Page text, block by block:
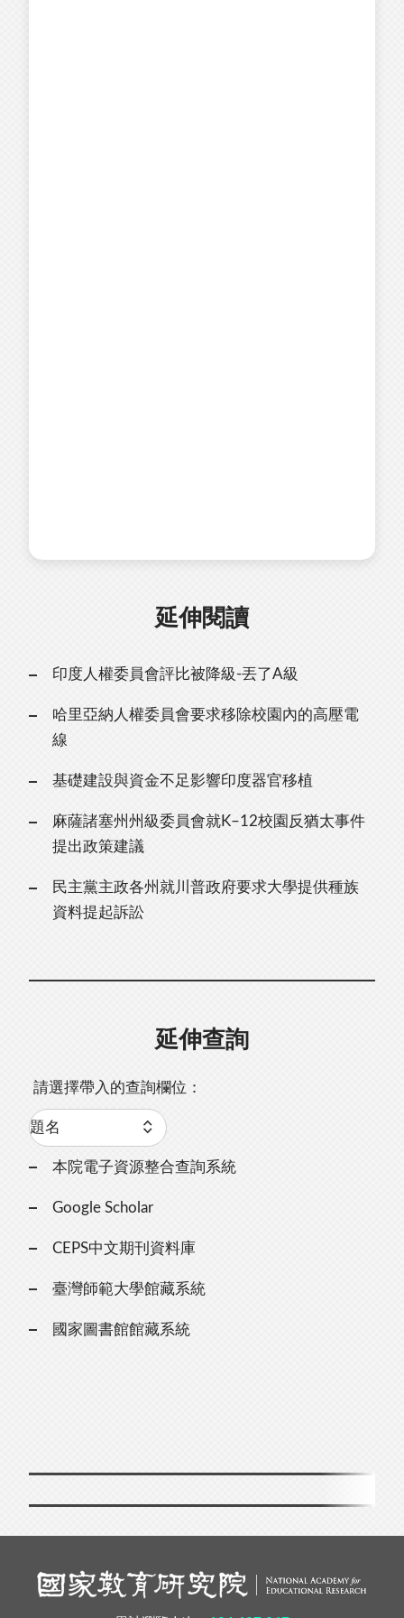
延伸閱讀
印度人權委員會評比被降級-丟了A級
哈里亞納人權委員會要求移除校園內的高壓電
線
基礎建設與資金不足影響印度器官移植
麻薩諸塞州州級委員會就K–12校園反猶太事件
提出政策建議
民主黨主政各州就川普政府要求大學提供種族
資料提起訴訟
延伸查詢
請選擇帶入的查詢欄位：
本院電子資源整合查詢系統
Google Scholar
CEPS中文期刊資料庫
臺灣師範大學館藏系統
國家圖書館館藏系統